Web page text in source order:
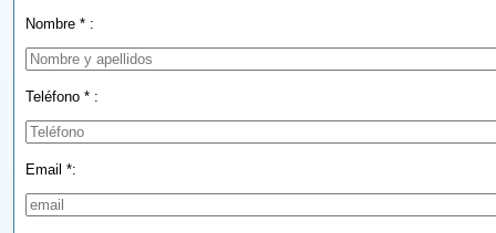
Nombre * :
Teléfono * :
Email *: